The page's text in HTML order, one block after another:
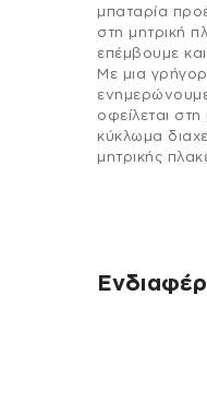
μπαταρία
στη μητρική
επέμβουμε
Με μια
οφείλεται
κύκλωμα
μητρικής